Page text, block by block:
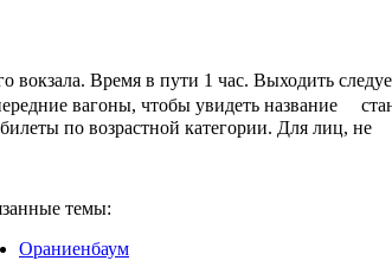
вокзала. Время в пути 1 час. Выходить
вагоны, чтобы увидеть название
по возрастной категории. Для лиц, не
темы:
Ораниенбаум